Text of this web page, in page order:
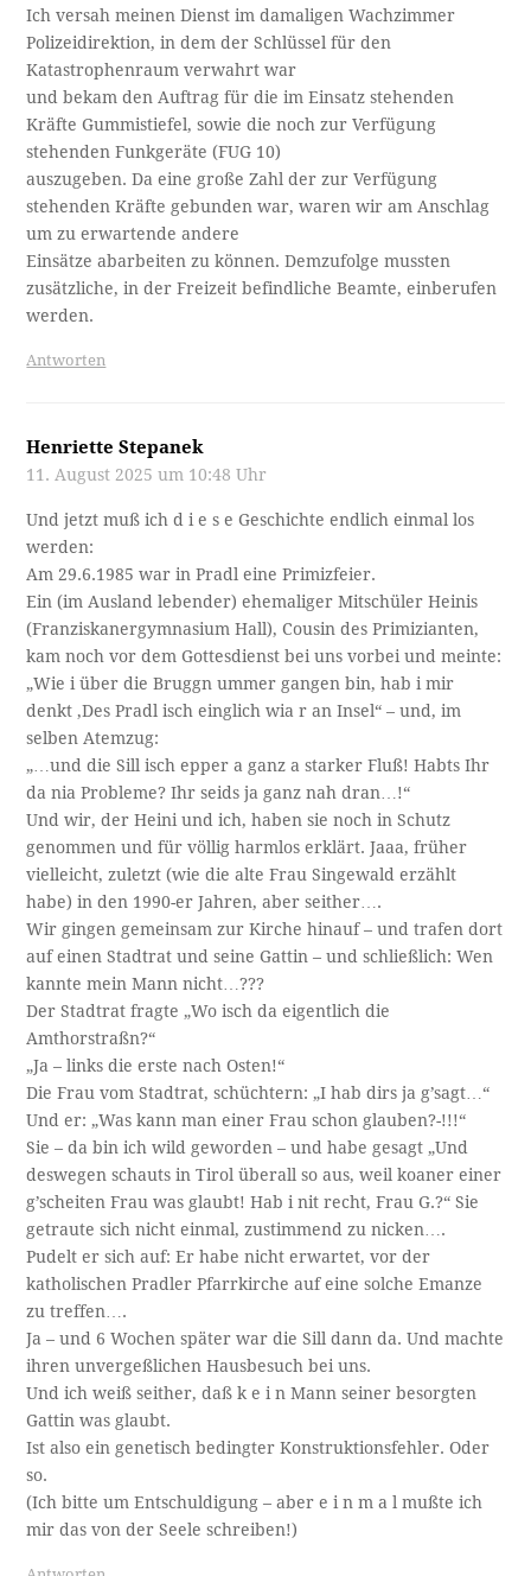
Ich versah meinen Dienst im damaligen Wachzimmer
Polizeidirektion, in dem der Schlüssel für den
Katastrophenraum verwahrt war
und bekam den Auftrag für die im Einsatz stehenden
Kräfte Gummistiefel, sowie die noch zur Verfügung
stehenden Funkgeräte (FUG 10)
auszugeben. Da eine große Zahl der zur Verfügung
stehenden Kräfte gebunden war, waren wir am Anschlag
um zu erwartende andere
Einsätze abarbeiten zu können. Demzufolge mussten
zusätzliche, in der Freizeit befindliche Beamte, einberufen
werden.
Antworten
Henriette Stepanek
11. August 2025 um 10:48 Uhr
Und jetzt muß ich d i e s e Geschichte endlich einmal los
werden:
Am 29.6.1985 war in Pradl eine Primizfeier.
Ein (im Ausland lebender) ehemaliger Mitschüler Heinis
(Franziskanergymnasium Hall), Cousin des Primizianten,
kam noch vor dem Gottesdienst bei uns vorbei und meinte:
„Wie i über die Bruggn ummer gangen bin, hab i mir
denkt ‚Des Pradl isch einglich wia r an Insel“ – und, im
selben Atemzug:
„…und die Sill isch epper a ganz a starker Fluß! Habts Ihr
da nia Probleme? Ihr seids ja ganz nah dran…!“
Und wir, der Heini und ich, haben sie noch in Schutz
genommen und für völlig harmlos erklärt. Jaaa, früher
vielleicht, zuletzt (wie die alte Frau Singewald erzählt
habe) in den 1990-er Jahren, aber seither….
Wir gingen gemeinsam zur Kirche hinauf – und trafen dort
auf einen Stadtrat und seine Gattin – und schließlich: Wen
kannte mein Mann nicht…???
Der Stadtrat fragte „Wo isch da eigentlich die
Amthorstraßn?“
„Ja – links die erste nach Osten!“
Die Frau vom Stadtrat, schüchtern: „I hab dirs ja g’sagt…“
Und er: „Was kann man einer Frau schon glauben?-!!!“
Sie – da bin ich wild geworden – und habe gesagt „Und
deswegen schauts in Tirol überall so aus, weil koaner einer
g’scheiten Frau was glaubt! Hab i nit recht, Frau G.?“ Sie
getraute sich nicht einmal, zustimmend zu nicken….
Pudelt er sich auf: Er habe nicht erwartet, vor der
katholischen Pradler Pfarrkirche auf eine solche Emanze
zu treffen….
Ja – und 6 Wochen später war die Sill dann da. Und machte
ihren unvergeßlichen Hausbesuch bei uns.
Und ich weiß seither, daß k e i n Mann seiner besorgten
Gattin was glaubt.
Ist also ein genetisch bedingter Konstruktionsfehler. Oder
so.
(Ich bitte um Entschuldigung – aber e i n m a l mußte ich
mir das von der Seele schreiben!)